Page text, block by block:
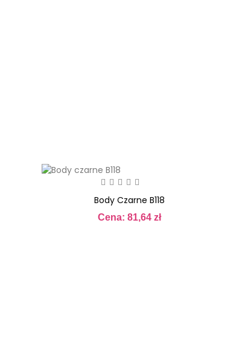
Body Czarne B118
Cena: 81,64 zł